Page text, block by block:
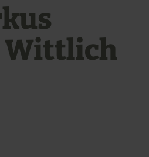
Wittlich